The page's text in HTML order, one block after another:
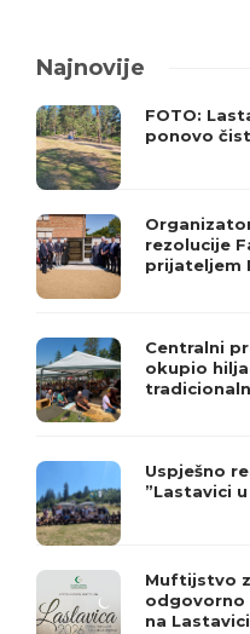
Najnovije
FOTO:
ponovo
rezolucije
prijateljem
Centralni
okupio
Uspješno
”Lastavici
Muftijstvo
odgovorno
na Lastavici